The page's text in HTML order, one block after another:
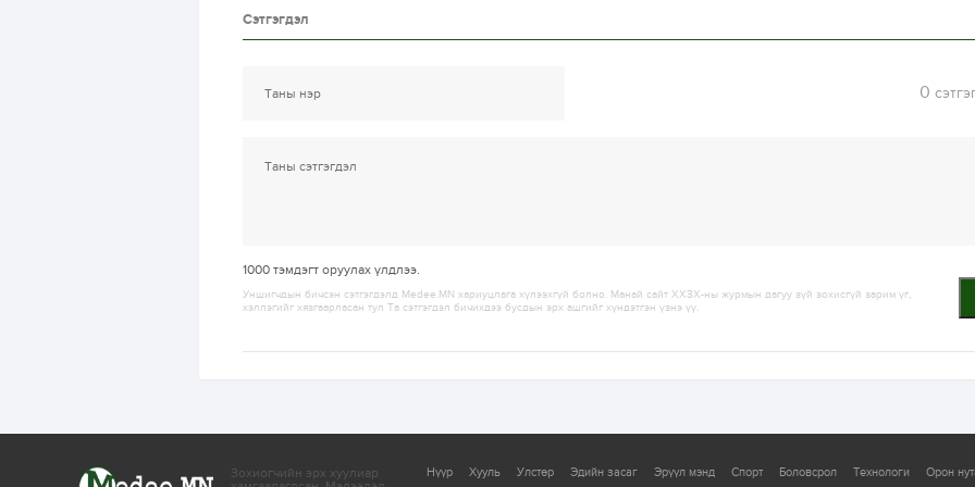
Сэтгэгдэл
0
1000 тэмдэгт оруулах үлдлээ.
Уншигчдын бичсэн сэтгэгдэлд Medee.MN хариуцлага хүлээхгүй болно. Манай сайт ХХЗХ-ны журмын дагуу зүй зохисгүй зарим үг,
хэллэгийг хязгаарласан тул Та сэтгэгдэл бичихдээ бусдын эрх ашгийг хүндэтгэн үзнэ үү.
Зохиогчийн эрх хуулиар
Нүүр Хууль Улстөр Эдийн засаг Эрүүл мэнд Спорт Боловсрол Технологи Орон